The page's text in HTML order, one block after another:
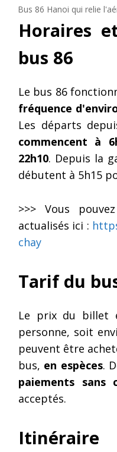
Bus 86 Hanoi qui relie
Horaires
bus 86
Le bus 86
fréquence
Les départs
commencent à
22h10. Depuis la
débutent à 5h15
>>> Vous
actualisés ici :
chay
Tarif du
Le prix du billet
personne, soit
peuvent être
bus, en espèces.
paiements sans
acceptés.